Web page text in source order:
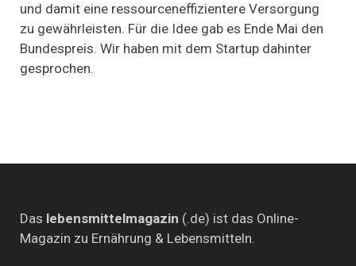
mit
Spätzle:
Was
macht
und damit eine ressourceneffizientere Versorgung
zu gewährleisten. Für die Idee gab es Ende Mai den
Bundespreis. Wir haben mit dem Startup dahinter
gesprochen.
Das lebensmittelmagazin (.de) ist das Online-
Magazin zu Ernährung & Lebensmitteln.